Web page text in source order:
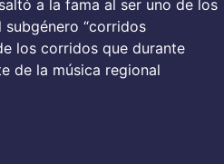
a la fama al ser uno de los
“corridos
los corridos que durante
de la música regional